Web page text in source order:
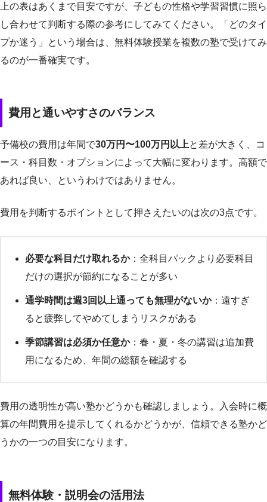
上の表はあくまで目安ですが、子どもの性格や学習習慣に照ら
し合わせて判断する際の参考にしてみてください。「どのタイ
プか迷う」という場合は、無料体験授業を複数の塾で受けてみ
るのが一番確実です。
費用と通いやすさのバランス
予備校の費用は年間で30万円〜100万円以上と差が大きく、コ
ース・科目数・オプションによって大幅に変わります。高額で
あれば良い、というわけではありません。
費用を判断するポイントとして押さえたいのは次の3点です。
必要な科目だけ取れるか：全科目パックより必要科目
だけの選択が節約になることが多い
通学時間は週3回以上通っても無理がないか：遠すぎ
ると疲弊してやめてしまうリスクがある
季節講習は必須か任意か：春・夏・冬の講習は追加費
用になるため、年間の総額を確認する
費用の透明性が高い塾かどうかも確認しましょう。入会時に概
算の年間費用を提示してくれるかどうかが、信頼できる塾かど
うかの一つの目安になります。
無料体験・説明会の活用法